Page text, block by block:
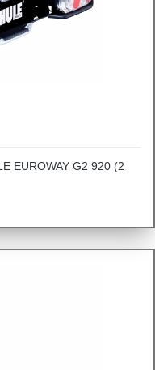
G2 920 (2